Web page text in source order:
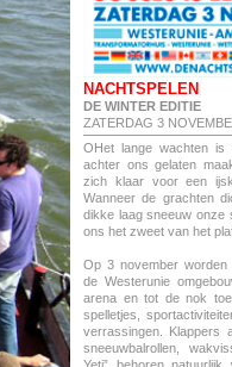
NACHTSPELEN
DE WINTER EDITIE
ZATERDAG 3
OHet lange wachten is
achter ons gelaten
zich klaar voor een
Wanneer de grachten
dikke laag sneeuw onze
ons het zweet van het
Op 3 november
de Westerunie
arena en tot de nok
spelletjes,
verrassingen. Klappers
sneeuwbalrollen,